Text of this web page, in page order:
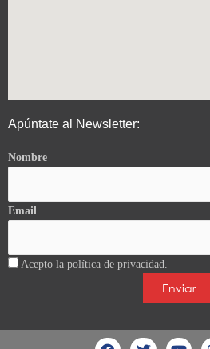
Apúntate al Newsletter:
Nombre
Email
Acepto la política de privacidad.
F T Y